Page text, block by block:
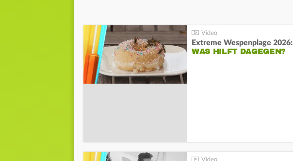
Extreme Wespenplage 2026:
WAS HILFT DAGEGEN?